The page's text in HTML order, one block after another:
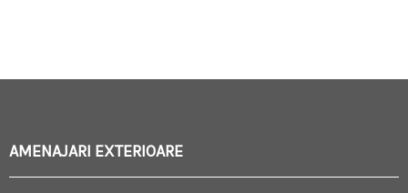
AMENAJARI EXTERIOARE